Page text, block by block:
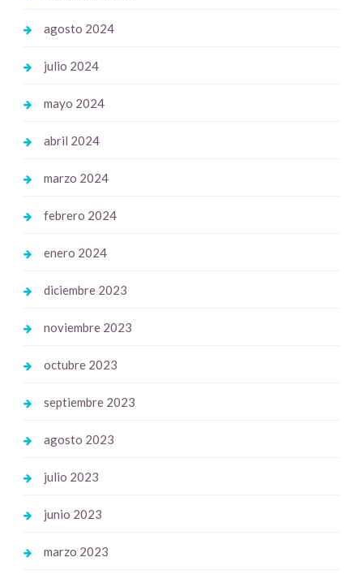
agosto 2024
julio 2024
mayo 2024
abril 2024
marzo 2024
febrero 2024
enero 2024
diciembre 2023
noviembre 2023
octubre 2023
septiembre 2023
agosto 2023
julio 2023
junio 2023
marzo 2023